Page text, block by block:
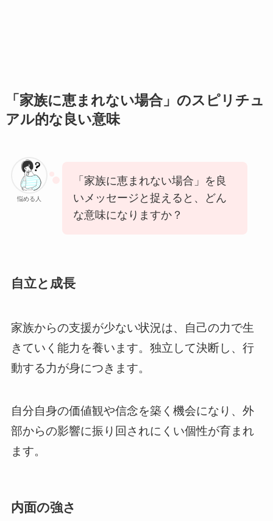
「家族に恵まれない場合」のスピリチュ
アル的な良い意味
悩める人
「家族に恵まれない場合」を良
いメッセージと捉えると、どん
な意味になりますか？
自立と成長
家族からの支援が少ない状況は、自己の力で生
きていく能力を養います。独立して決断し、行
動する力が身につきます。
自分自身の価値観や信念を築く機会になり、外
部からの影響に振り回されにくい個性が育まれ
ます。
内面の強さ